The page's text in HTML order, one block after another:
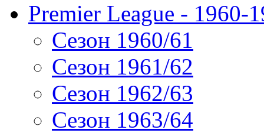
Premier League - 1960-
Сезон 1960/61
Сезон 1961/62
Сезон 1962/63
Сезон 1963/64